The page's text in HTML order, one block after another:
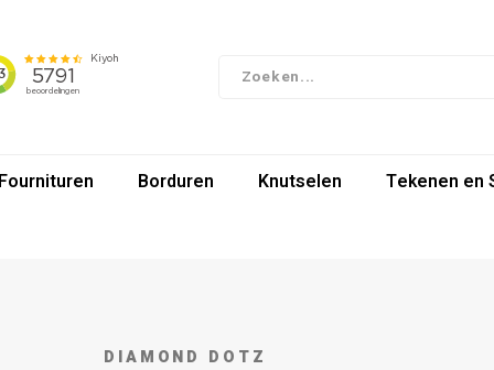
Fournituren Borduren Knutselen Tekenen en
DIAMOND DOTZ